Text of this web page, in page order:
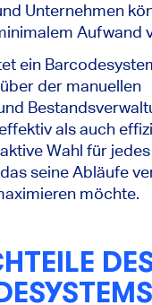
Unternehmen
Aufwand
ein
der manuellen
als auch
Wahl für jedes
seine Abläufe
möchte.